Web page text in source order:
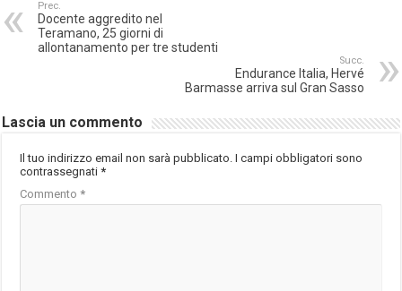
Prec.
Docente aggredito nel
Teramano, 25 giorni di
allontanamento per tre studenti
Succ.
Endurance Italia, Hervé
Barmasse arriva sul Gran Sasso
Lascia un commento
Il tuo indirizzo email non sarà pubblicato. I campi obbligatori sono
contrassegnati*
Commento*